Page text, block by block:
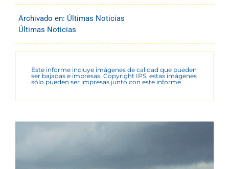
Archivado en: Últimas Noticias
Últimas Noticias
Este informe incluye imágenes de calidad que pueden
ser bajadas e impresas. Copyright IPS, estas imágenes
sólo pueden ser impresas junto con este informe